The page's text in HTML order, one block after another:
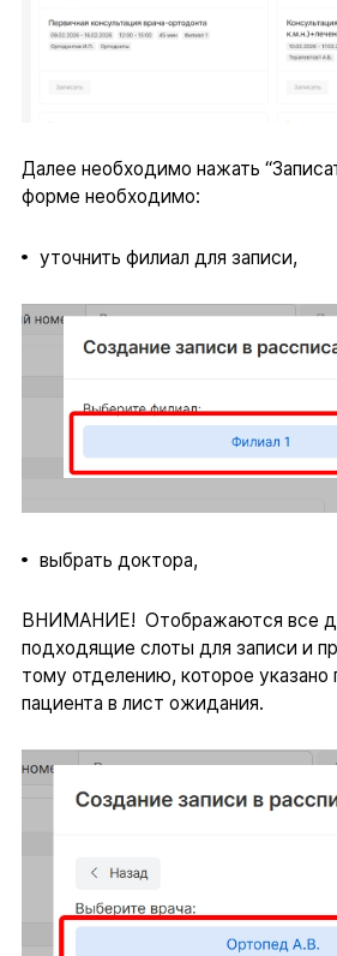
Далее необходимо нажать
форме необходимо:
уточнить филиал для записи,
выбрать доктора,
ВНИМАНИЕ! Отображаются все
подходящие слоты для записи и
тому отделению, которое указано
пациента в лист ожидания.